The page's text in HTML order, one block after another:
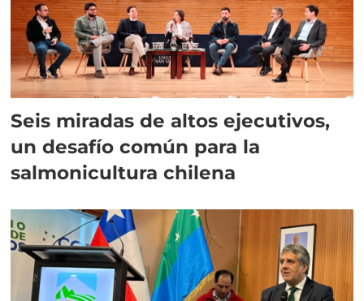
Seis miradas de altos ejecutivos,
un desafío común para la
salmonicultura chilena